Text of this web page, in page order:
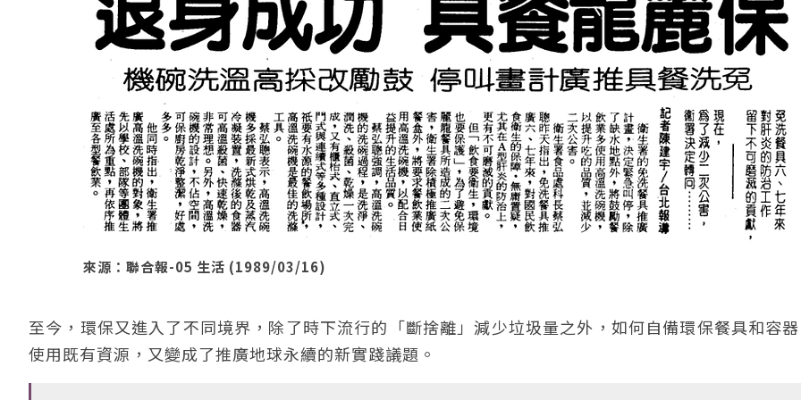
來源：聯合報-05 生活 (1989/03/16)
至今，環保又進入了不同境界，除了時下流行的「斷捨離」減少垃圾量之外，如何自備環保餐具和容
使用既有資源，又變成了推廣地球永續的新實踐議題。